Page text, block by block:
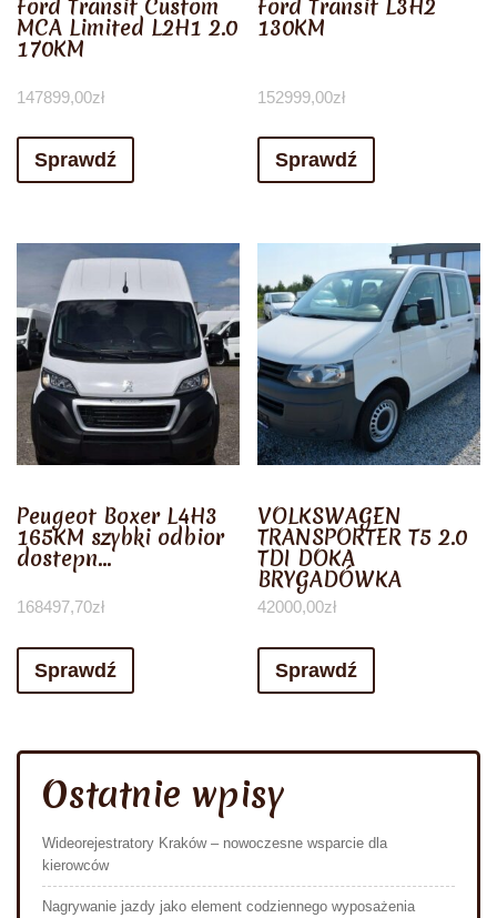
Ford Transit Custom
MCA Limited L2H1 2.0
170KM
147899,00zł
Sprawdź
Ford Transit L3H2
130KM
152999,00zł
Sprawdź
Peugeot Boxer L4H3
165KM szybki odbior
dostepn…
168497,70zł
Sprawdź
VOLKSWAGEN
TRANSPORTER T5 2.0
TDI DOKA
BRYGADÓWKA
42000,00zł
Sprawdź
Ostatnie wpisy
Wideorejestratory Kraków – nowoczesne wsparcie dla
kierowców
Nagrywanie jazdy jako element codziennego wyposażenia